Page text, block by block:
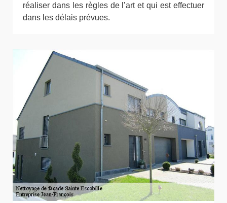
réaliser dans les règles de l’art et qui est effectuer
dans les délais prévues.